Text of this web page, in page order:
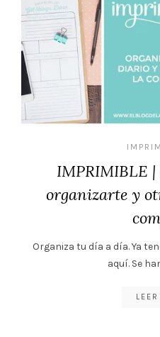
IMPRIMIBLE
organizarte y
Organiza tu día a día. Ya
aquí. Se